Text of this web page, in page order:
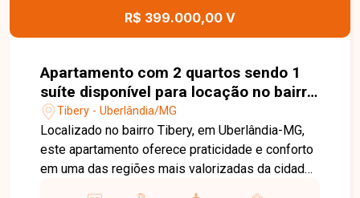
esta excelente oportunidade.
R$ 399.000,00 V
Apartamento com 2 quartos sendo 1
suíte disponível para locação no bairro
Tibery em Uberlândia-MG
Tibery - Uberlândia/MG
Localizado no bairro Tibery, em Uberlândia-MG,
este apartamento oferece praticidade e conforto
em uma das regiões mais valorizadas da cidade.